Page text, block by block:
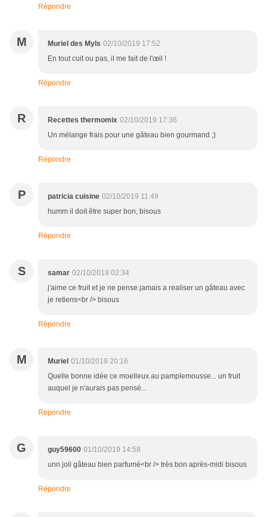
Répondre
M Muriel des Myls 02/10/2019 17:52
En tout cuit ou pas, il me fait de l'œil !
Répondre
R Recettes thermomix 02/10/2019 17:36
Un mélange frais pour une gâteau bien gourmand ;)
Répondre
P patricia cuisine 02/10/2019 11:49
humm il doit être super bon, bisous
Répondre
S samar 02/10/2019 02:34
j'aime ce fruit et je ne pense jamais a realiser un gâteau avec
je retiens<br /> bisous
Répondre
M Muriel 01/10/2019 20:16
Quelle bonne idée ce moelleux au pamplemousse... un fruit
auquel je n'aurais pas pensé...
Répondre
G guy59600 01/10/2019 14:58
unn joli gâteau bien parfumé<br /> très bon après-midi bisous
Répondre